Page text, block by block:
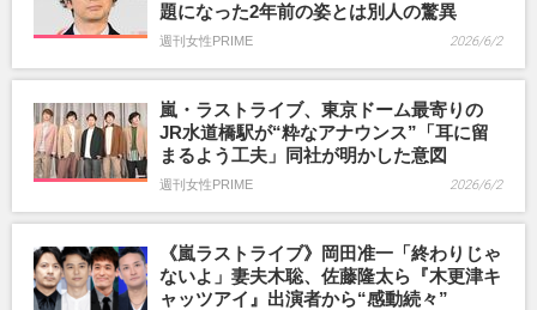
題になった2年前の姿とは別人の驚異
週刊女性PRIME 2026/6/2
嵐・ラストライブ、東京ドーム最寄りの
JR水道橋駅が“粋なアナウンス”「耳に留
まるよう工夫」同社が明かした意図
週刊女性PRIME 2026/6/2
《嵐ラストライブ》岡田准一「終わりじゃ
ないよ」妻夫木聡、佐藤隆太ら『木更津キ
ャッツアイ』出演者から“感動続々”